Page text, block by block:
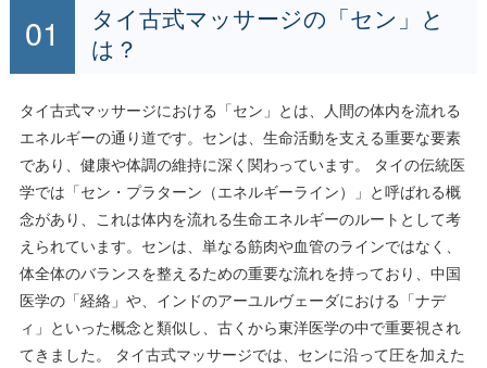
タイ古式マッサージの「セン」と
は？
タイ古式マッサージにおける「セン」とは、人間の体内を流れる
エネルギーの通り道です。センは、生命活動を支える重要な要素
であり、健康や体調の維持に深く関わっています。 タイの伝統医
学では「セン・プラターン（エネルギーライン）」と呼ばれる概
念があり、これは体内を流れる生命エネルギーのルートとして考
えられています。センは、単なる筋肉や血管のラインではなく、
体全体のバランスを整えるための重要な流れを持っており、中国
医学の「経絡」や、インドのアーユルヴェーダにおける「ナデ
ィ」といった概念と類似し、古くから東洋医学の中で重要視され
てきました。 タイ古式マッサージでは、センに沿って圧を加えた